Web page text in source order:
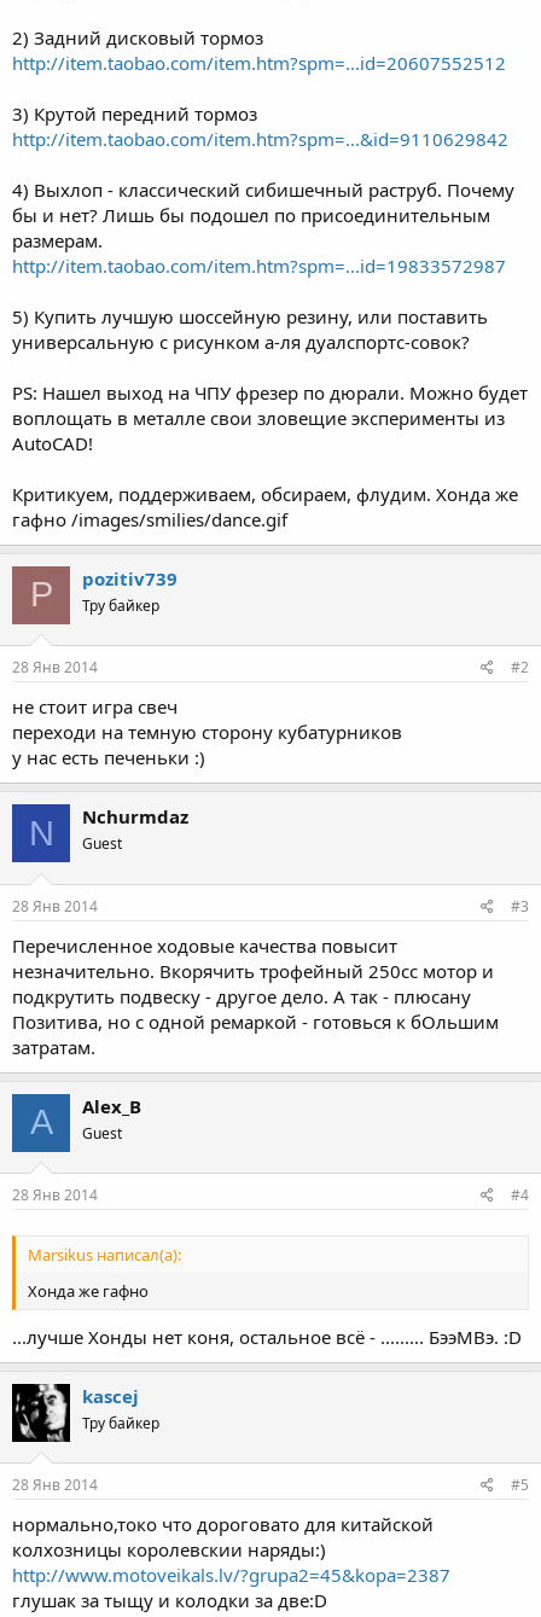
2) Задний дисковый тормоз
http://item.taobao.com/item.htm?spm=...id=20607552512
3) Крутой передний тормоз
http://item.taobao.com/item.htm?spm=...&id=9110629842
4) Выхлоп - классический сибишечный раструб. Почему
бы и нет? Лишь бы подошел по присоединительным
размерам.
http://item.taobao.com/item.htm?spm=...id=19833572987
5) Купить лучшую шоссейную резину, или поставить
универсальную с рисунком а-ля дуалспортс-совок?
PS: Нашел выход на ЧПУ фрезер по дюрали. Можно будет
воплощать в металле свои зловещие эксперименты из
AutoCAD!
Критикуем, поддерживаем, обсираем, флудим. Хонда же
гафно /images/smilies/dance.gif
P pozitiv739
Тру байкер
28 Янв 2014 #2
не стоит игра свеч
переходи на темную сторону кубатурников
у нас есть печеньки :)
N Nchurmdaz
Guest
28 Янв 2014 #3
Перечисленное ходовые качества повысит
незначительно. Вкорячить трофейный 250сс мотор и
подкрутить подвеску - другое дело. А так - плюсану
Позитива, но с одной ремаркой - готовься к бОльшим
затратам.
A Alex_B
Guest
28 Янв 2014 #4
Marsikus написал(а):
Хонда же гафно
...лучше Хонды нет коня, остальное всё - ......... БээМВэ. :D
kascej
Тру байкер
28 Янв 2014 #5
нормально,токо что дороговато для китайской
колхозницы королевскии наряды:)
http://www.motoveikals.lv/?grupa2=45&kopa=2387
глушак за тыщу и колодки за две:D